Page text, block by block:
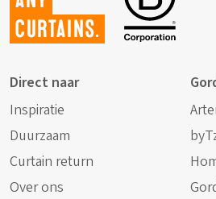
curtains.
Direct naar
Inspiratie
Duurzaam
Curtain return
Over ons